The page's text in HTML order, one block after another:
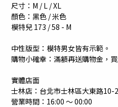
尺寸：M / L / XL
顏色：黑色 / 米色
模特兒 173 / 58 - M
中性版型：模特男女皆有示範。
購物小確幸：滿額再送購物金，
實體店面
士林店：台北市士林區大東路10-2
營業時間：16:00 ～ 00:00